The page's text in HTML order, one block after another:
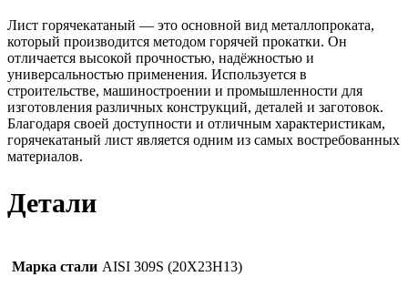
Лист горячекатаный — это основной вид металлопроката,
который производится методом горячей прокатки. Он
отличается высокой прочностью, надёжностью и
универсальностью применения. Используется в
строительстве, машиностроении и промышленности для
изготовления различных конструкций, деталей и заготовок.
Благодаря своей доступности и отличным характеристикам,
горячекатаный лист является одним из самых востребованных
материалов.
Детали
Марка стали AISI 309S (20Х23Н13)